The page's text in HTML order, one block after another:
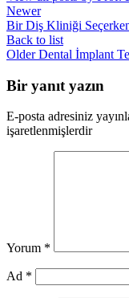
Newer
Bir Diş Kliniği
Back to list
Older Dental İmplant
Bir yanıt yazın
E-posta adresiniz
işaretlenmişlerdir
Yorum *
Ad *